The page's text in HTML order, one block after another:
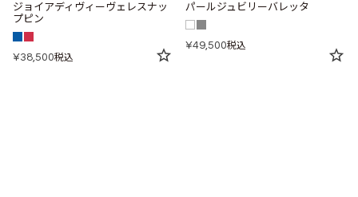
ジョイアディヴィーヴェレスナッ
プピン
¥38,500税込
パールジュビリーバレッタ
¥49,500税込